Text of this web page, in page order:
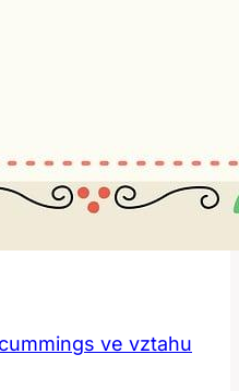
ve vztahu